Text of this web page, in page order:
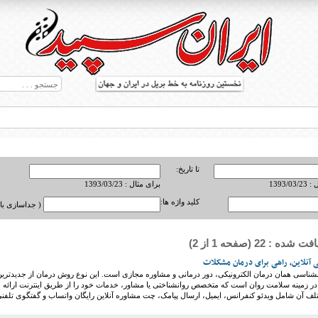
بریل در جهان
23
تا تاریخ:
برای مثال : 1393/03/23
کلید واژه ها: ( جداسازی
: 22 (صفحه 1 از 2)
آنلاین، راهی برای درمان مشکلات
همان درمان الکترونیکی، دور درمانی و مشاوره مجازی است. این نوع روش درمان از
زمینه سلامت روان است که متخصص روانشناختی یا مشاور، خدمات خود را از طریق اینترنت ارائه
آن شامل ویدئو کنفرانس، ایمیل، ارسال پیامک، چت مشاوره آنلاین رایگان واتساب و گفتگوی